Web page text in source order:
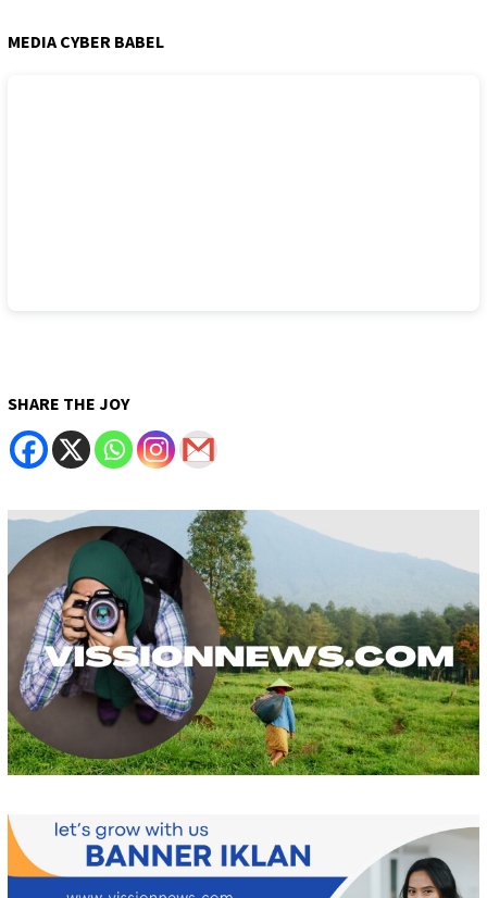
MEDIA CYBER BABEL
SHARE THE JOY